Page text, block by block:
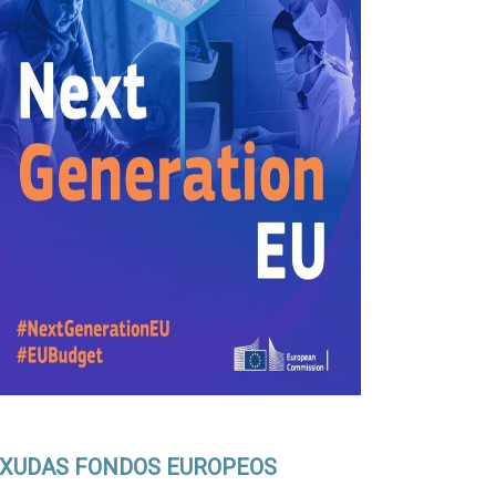
FONDOS EUROPEOS